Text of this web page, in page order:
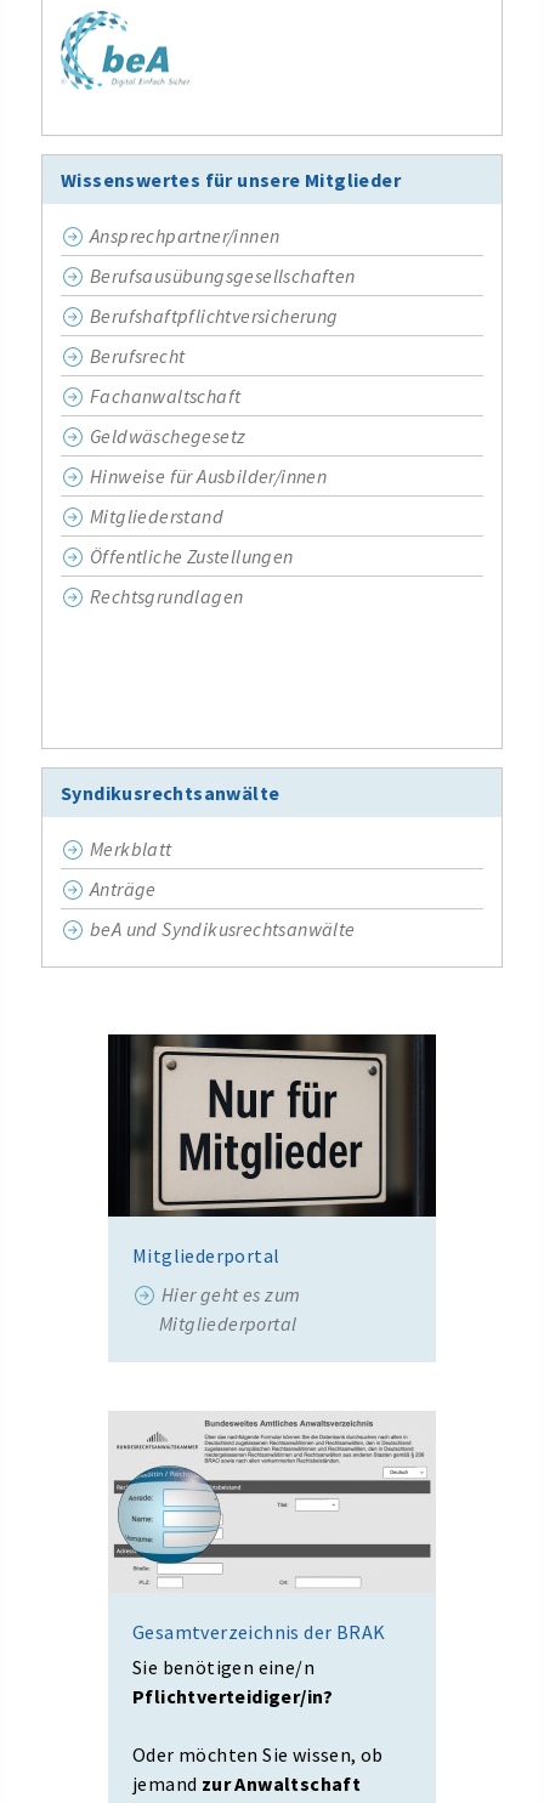
Wissenswertes für unsere Mitglieder
Ansprechpartner/innen
Berufsausübungsgesellschaften
Berufshaftpflichtversicherung
Berufsrecht
Fachanwaltschaft
Geldwäschegesetz
Hinweise für Ausbilder/innen
Mitgliederstand
Öffentliche Zustellungen
Rechtsgrundlagen
Syndikusrechtsanwälte
Merkblatt
Anträge
beA und Syndikusrechtsanwälte
Mitgliederportal
Hier geht es zum
Mitgliederportal
Gesamtverzeichnis der BRAK
Sie benötigen eine/n
Pflichtverteidiger/in?
Oder möchten Sie wissen, ob
jemand zur Anwaltschaft